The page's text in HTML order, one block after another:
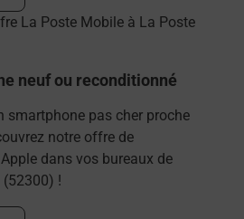
neuf ou reconditionné
smartphone pas cher proche
notre offre de
dans vos bureaux de
(52300) !